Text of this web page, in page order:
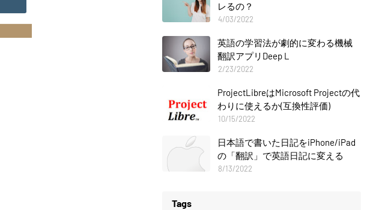
レるの？
4/03/2022
英語の学習法が劇的に変わる機械
翻訳アプリDeep L
2/23/2022
ProjectLibreはMicrosoft Projectの代
わりに使えるか(互換性評価)
10/15/2022
日本語で書いた日記をiPhone/iPad
の「翻訳」で英語日記に変える
8/13/2022
Tags